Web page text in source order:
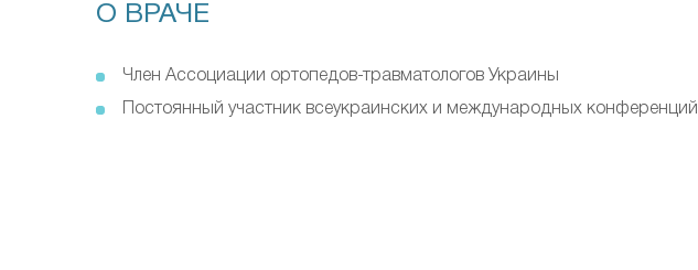
О ВРАЧЕ
Член Ассоциации ортопедов-травматологов Украины
Постоянный участник всеукраинских и международных конференций